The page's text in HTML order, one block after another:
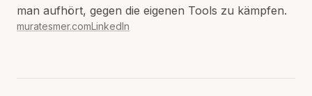
man aufhört, gegen die eigenen Tools zu kämpfen.
muratesmer.comLinkedIn